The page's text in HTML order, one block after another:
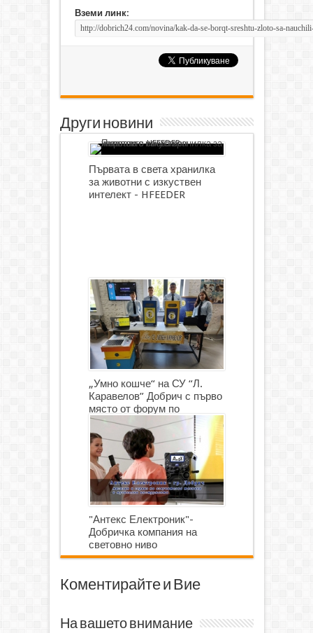
Вземи линк:
Други новини
Първата в света хранилка
за животни с изкуствен
интелект - HFEEDER
„Умно кошче“ на СУ “Л.
Каравелов” Добрич с първо
място от форум по
роботика
"Антекс Електроник"-
Добричка компания на
световно ниво
Коментирайте и Вие
На вашето внимание